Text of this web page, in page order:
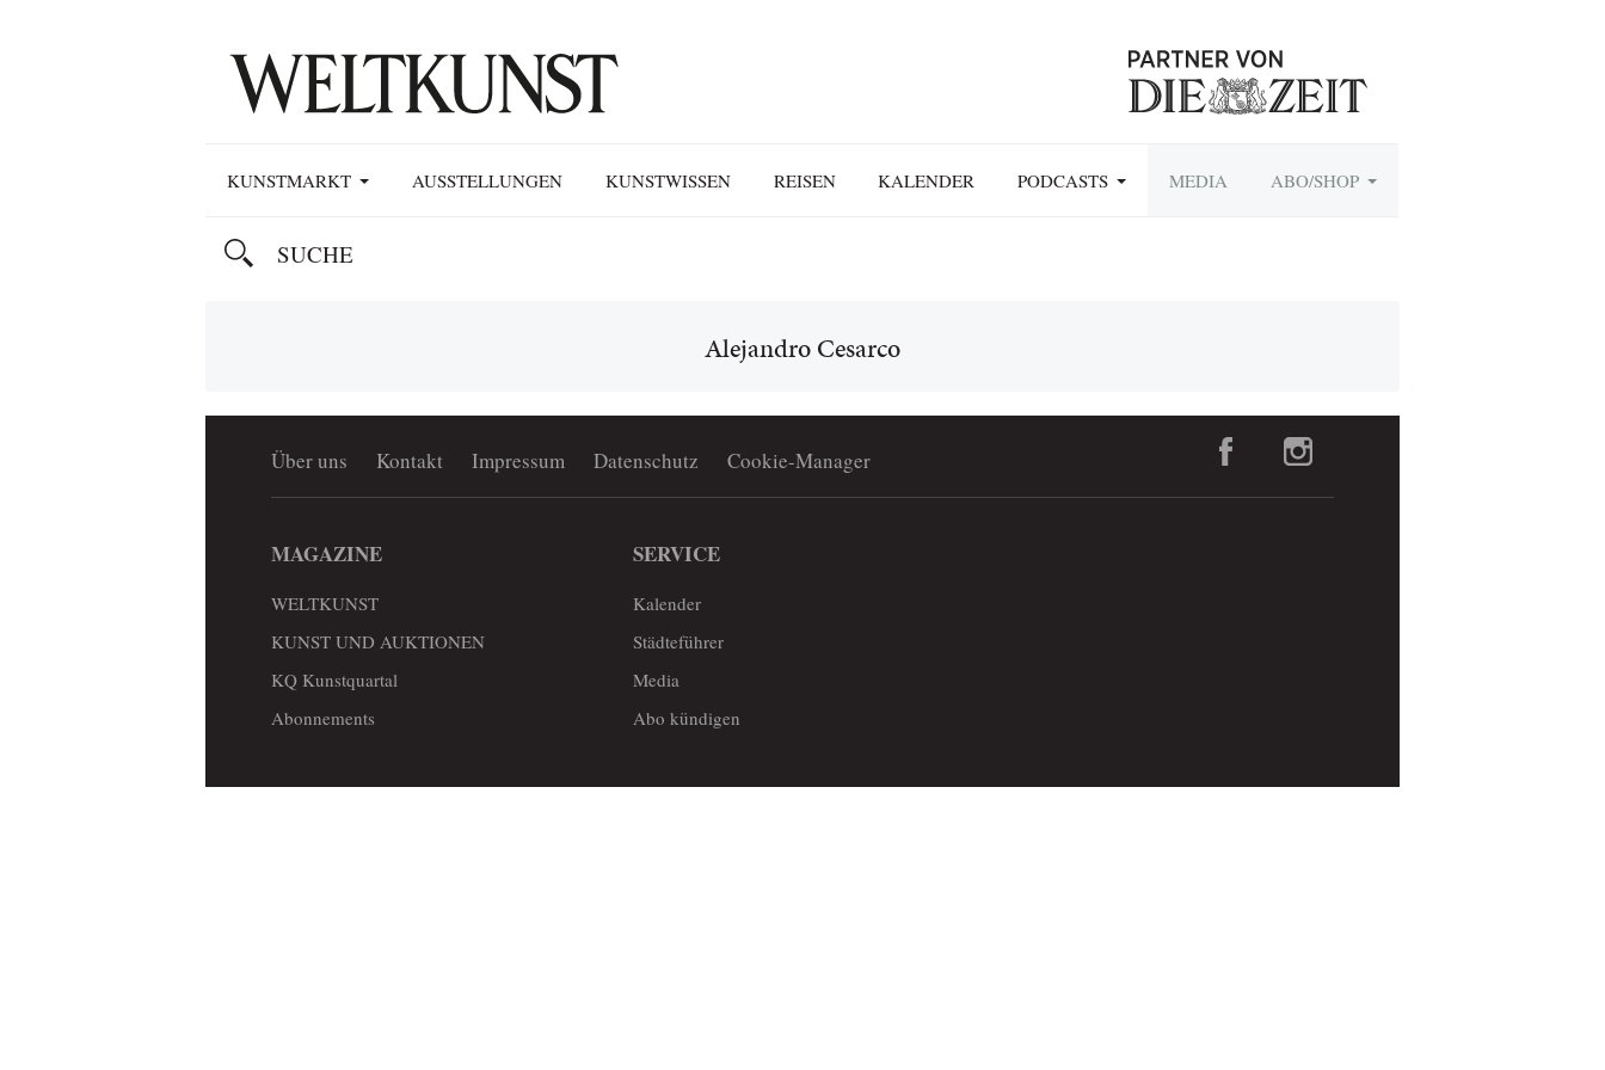
KUNSTMARKT AUSSTELLUNGEN KUNSTWISSEN REISEN KALENDER PODCASTS MEDIA ABO/SHOP
Alejandro Cesarco
Über uns Kontakt Impressum Datenschutz Cookie-Manager
MAGAZINE
WELTKUNST
KUNST UND AUKTIONEN
KQ Kunstquartal
Abonnements
SERVICE
Kalender
Städteführer
Media
Abo kündigen